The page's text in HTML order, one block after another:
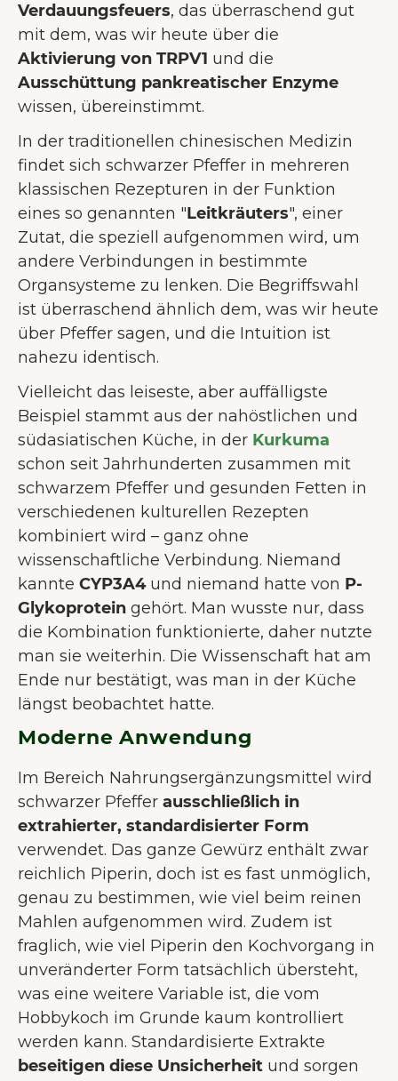
Verdauungsfeuers, das überraschend gut
mit dem, was wir heute über die
Aktivierung von TRPV1 und die
Ausschüttung pankreatischer Enzyme
wissen, übereinstimmt.
In der traditionellen chinesischen Medizin
findet sich schwarzer Pfeffer in mehreren
klassischen Rezepturen in der Funktion
eines so genannten "Leitkräuters", einer
Zutat, die speziell aufgenommen wird, um
andere Verbindungen in bestimmte
Organsysteme zu lenken. Die Begriffswahl
ist überraschend ähnlich dem, was wir heute
über Pfeffer sagen, und die Intuition ist
nahezu identisch.
Vielleicht das leiseste, aber auffälligste
Beispiel stammt aus der nahöstlichen und
südasiatischen Küche, in der Kurkuma
schon seit Jahrhunderten zusammen mit
schwarzem Pfeffer und gesunden Fetten in
verschiedenen kulturellen Rezepten
kombiniert wird – ganz ohne
wissenschaftliche Verbindung. Niemand
kannte CYP3A4und niemand hatte von P-
Glykoprotein gehört. Man wusste nur, dass
die Kombination funktionierte, daher nutzte
man sie weiterhin. Die Wissenschaft hat am
Ende nur bestätigt, was man in der Küche
längst beobachtet hatte.
Moderne Anwendung
Im Bereich Nahrungsergänzungsmittel wird
schwarzer Pfeffer ausschließlich in
extrahierter, standardisierter Form
verwendet. Das ganze Gewürz enthält zwar
reichlich Piperin, doch ist es fast unmöglich,
genau zu bestimmen, wie viel beim reinen
Mahlen aufgenommen wird. Zudem ist
fraglich, wie viel Piperin den Kochvorgang in
unveränderter Form tatsächlich übersteht,
was eine weitere Variable ist, die vom
Hobbykoch im Grunde kaum kontrolliert
werden kann. Standardisierte Extrakte
beseitigen diese Unsicherheit und sorgen